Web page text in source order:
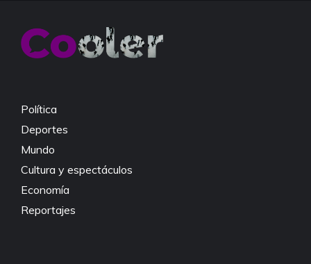
Política
Deportes
Mundo
Cultura y espectáculos
Economía
Reportajes